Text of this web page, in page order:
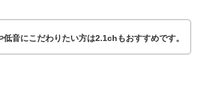
音にこだわりたい方は2.1chもおすすめです。